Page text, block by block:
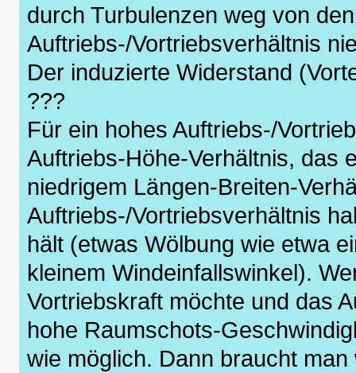
durch Turbulenzen weg von
Auftriebs-/Vortriebsverhältnis
Der induzierte Widerstand
???
Für ein hohes Auftriebs-/
Auftriebs-Höhe-Verhältnis, das
niedrigem Längen-Breiten-
Auftriebs-/Vortriebsverhältnis
hält (etwas Wölbung wie etwa
kleinem Windeinfallswinkel).
Vortriebskraft möchte und das
hohe Raumschots-
wie möglich. Dann braucht